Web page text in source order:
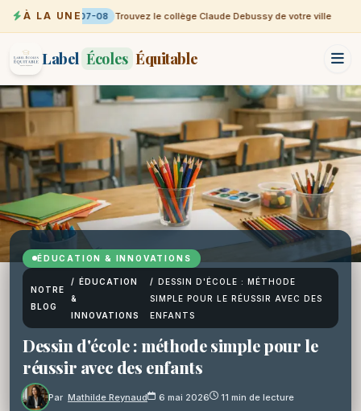
À LA UNE07-08 Trouvez le collège Claude Debussy de votre ville
Label Écoles Équitable
ÉDUCATION & INNOVATIONS
NOTRE
BLOG
/ ÉDUCATION
&
INNOVATIONS
/ DESSIN D'ÉCOLE : MÉTHODE
SIMPLE POUR LE RÉUSSIR AVEC DES
ENFANTS
Dessin d'école : méthode simple pour le
réussir avec des enfants
Par Mathilde Reynaud 6 mai 2026 11 min de lecture